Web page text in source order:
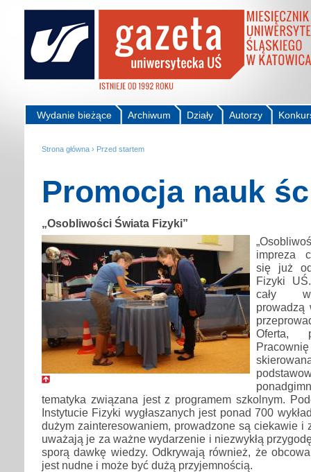
Autorzy
Działy
Archiwum
Wydanie bieżące
Strona główna › Przed startem
Promocja nauk
„Osobliwości Świata Fizyki”
impreza
się już
Fizyki
cały
prowadzą
Oferta,
tematyka związana jest z programem szkolnym.
Instytucie Fizyki wygłaszanych jest ponad 700
dużym zainteresowaniem, prowadzone są ciekawie i
uważają je za ważne wydarzenie i niezwykłą
sporą dawkę wiedzy. Odkrywają również, że
jest nudne i może być dużą przyjemnością.